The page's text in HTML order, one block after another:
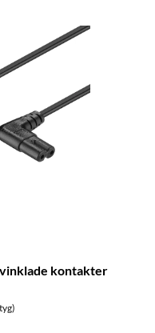
kontakter